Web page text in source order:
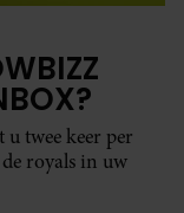
twee keer per
royals in uw